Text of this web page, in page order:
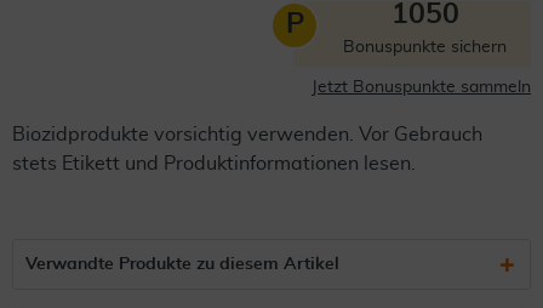
P 1050
Bonuspunkte sichern
Jetzt Bonuspunkte sammeln
Biozidprodukte vorsichtig verwenden. Vor Gebrauch
stets Etikett und Produktinformationen lesen.
Verwandte Produkte zu diesem Artikel